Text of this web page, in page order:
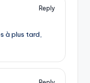
Reply
à plus tard,